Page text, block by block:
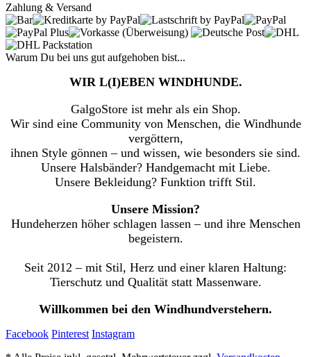
Zahlung & Versand
Warum Du bei uns gut aufgehoben bist...
WIR L(I)EBEN WINDHUNDE.
GalgoStore ist mehr als ein Shop.
Wir sind eine Community von Menschen, die Windhunde
vergöttern,
ihnen Style gönnen – und wissen, wie besonders sie sind.
Unsere Halsbänder? Handgemacht mit Liebe.
Unsere Bekleidung? Funktion trifft Stil.
Unsere Mission?
Hundeherzen höher schlagen lassen – und ihre Menschen
begeistern.
Seit 2012 – mit Stil, Herz und einer klaren Haltung:
Tierschutz und Qualität statt Massenware.
Willkommen bei den Windhundverstehern.
Facebook Pinterest Instagram